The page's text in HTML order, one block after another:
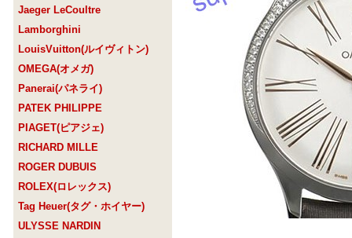
Jaeger LeCoultre
Lamborghini
LouisVuitton(ルイヴィトン)
OMEGA(オメガ)
Panerai(パネライ)
PATEK PHILIPPE
PIAGET(ピアジェ)
RICHARD MILLE
ROGER DUBUIS
ROLEX(ロレックス)
Tag Heuer(タグ・ホイヤー)
ULYSSE NARDIN